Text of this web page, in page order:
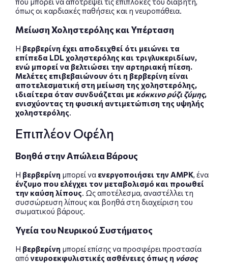
όπως οι καρδιακές παθήσεις και η νευροπάθεια.
Μείωση Χοληστερόλης και Υπέρταση
Η βερβερίνη έχει αποδειχθεί ότι μειώνει τα
επίπεδα LDL χοληστερόλης και τριγλυκεριδίων,
ενώ μπορεί να βελτιώσει την αρτηριακή πίεση.
Μελέτες επιβεβαιώνουν ότι η βερβερίνη είναι
αποτελεσματική στη μείωση της χοληστερόλης,
ιδιαίτερα όταν συνδυάζεται με κόκκινο ρύζι ζύμης,
ενισχύοντας τη φυσική αντιμετώπιση της υψηλής
χοληστερόλης.
Επιπλέον Οφέλη
Βοηθά στην Απώλεια Βάρους
Η βερβερίνη μπορεί να ενεργοποιήσει την AMPK, ένα
ένζυμο που ελέγχει τον μεταβολισμό και προωθεί
την καύση λίπους. Ως αποτέλεσμα, αναστέλλει τη
συσσώρευση λίπους και βοηθά στη διαχείριση του
σωματικού βάρους.
Υγεία του Νευρικού Συστήματος
Η βερβερίνη μπορεί επίσης να προσφέρει προστασία
από νευροεκφυλιστικές ασθένειες όπως η νόσος